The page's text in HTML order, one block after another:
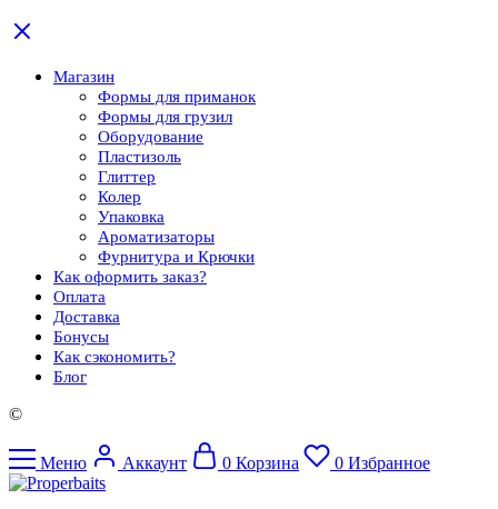
Магазин
Формы для приманок
Формы для грузил
Оборудование
Пластизоль
Глиттер
Колер
Упаковка
Ароматизаторы
Фурнитура и Крючки
Как оформить заказ?
Оплата
Доставка
Бонусы
Как сэкономить?
Блог
©
Меню Аккаунт 0 Корзина 0 Избранное